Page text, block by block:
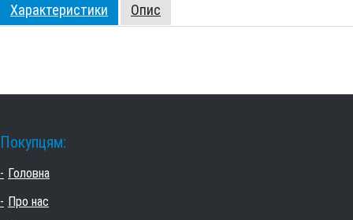
Характеристики Опис
Покупцям:
Головна
Про нас